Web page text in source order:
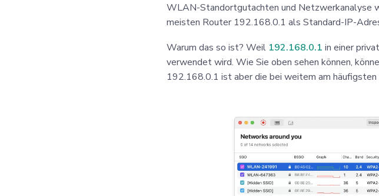
WLAN-Standortgutachten und Netzwerkanalyse
meisten Router 192.168.0.1 als Standard-IP-
Warum das so ist? Weil 192.168.0.1 in einer
verwendet wird. Wie Sie oben sehen können,
192.168.0.1 ist aber die bei weitem am